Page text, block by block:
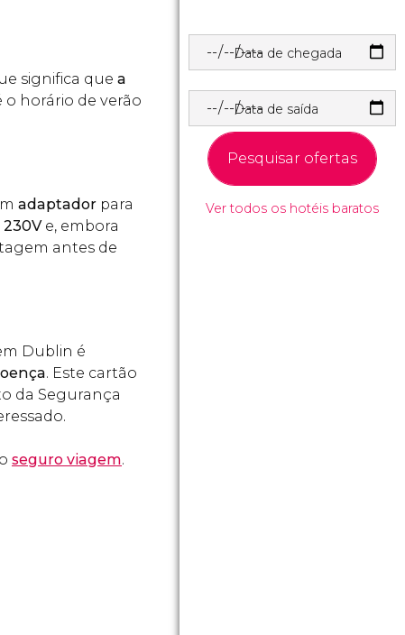
significa que a
o horário de verão
adaptador para
e, embora
antes de
Dublin é
. Este cartão
da Segurança
seguro viagem.
Data de chegada
Data de saída
Pesquisar ofertas
Ver todos os hotéis baratos